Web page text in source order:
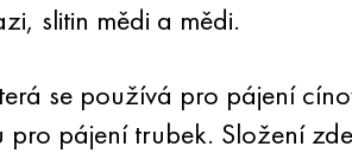
slitin mědi a mědi.
se používá pro pájení
pájení trubek. Složení